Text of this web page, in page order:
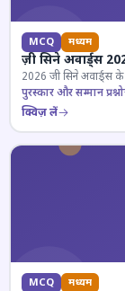
MCQ मध्यम
ज़ी सिने अवार्ड्स
2026 जी सिने अवार्ड्स के
पुरस्कार और सम्मान
क्विज़ लें
MCQ मध्यम